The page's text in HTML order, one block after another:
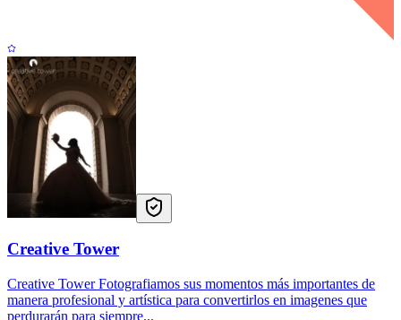
Creative Tower
Creative Tower Fotografiamos sus momentos más importantes de
manera profesional y artística para convertirlos en imagenes que
perdurarán para siempre...